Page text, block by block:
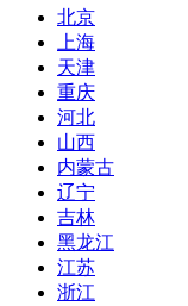
北京
上海
天津
重庆
河北
山西
内蒙古
辽宁
吉林
黑龙江
江苏
浙江